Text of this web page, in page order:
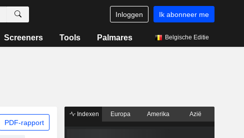
Inloggen Ik abonneer me
Screeners Tools Palmares Belgische Editie
PDF-rapport
Indexen Europa Amerika Azië